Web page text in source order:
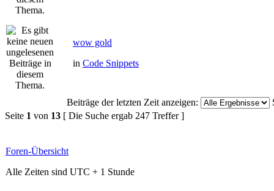
wow gold
in Code Snippets
Beiträge der letzten Zeit anzeigen:
Seite 1 von 13 [ Die Suche ergab 247 Treffer ]
Foren-Übersicht
Alle Zeiten sind UTC + 1 Stunde